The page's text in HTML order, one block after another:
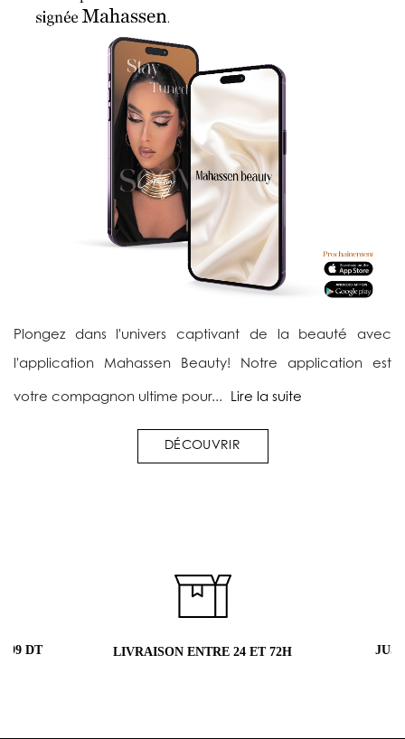
Plongez dans l'univers captivant de la beauté avec
l'application Mahassen Beauty! Notre application est
votre compagnon ultime pour... Lire la suite
DÉCOUVRIR
99 DT LIVRAISON ENTRE 24 ET 72H